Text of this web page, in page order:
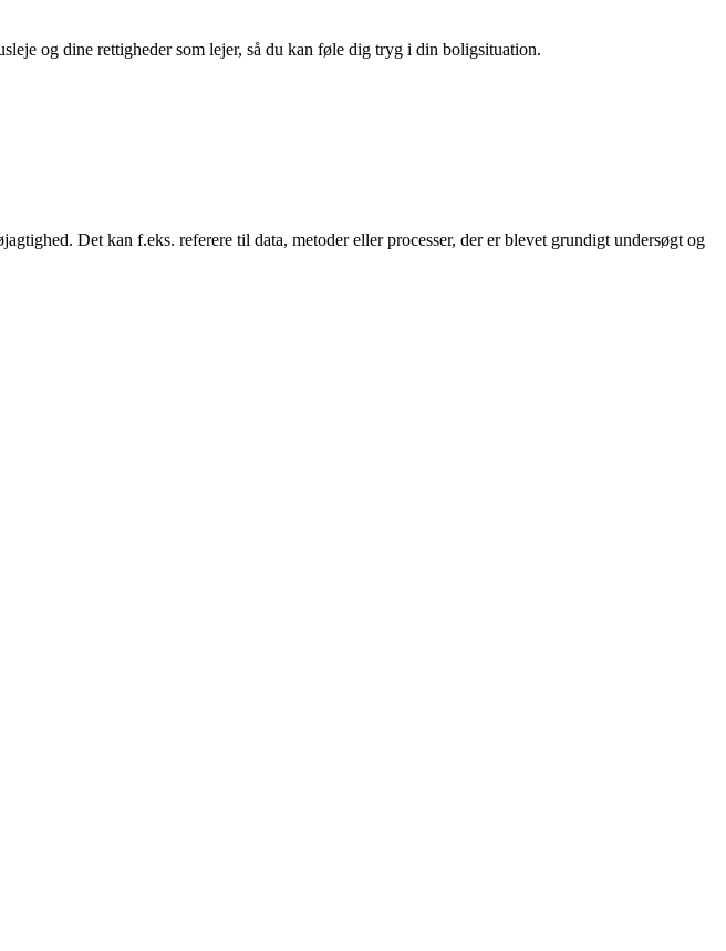
og dine rettigheder som lejer, så du kan føle dig tryg i din boligsituation.
Det kan f.eks. referere til data, metoder eller processer, der er blevet grundigt undersøgt og